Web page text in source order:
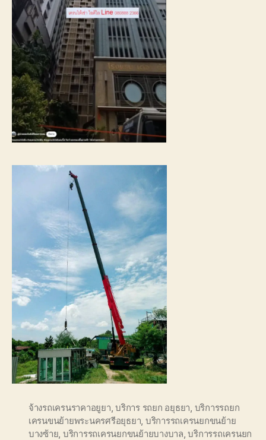
จ้างรถเครนราคาอยูยา ,บริการ รถยก อยุธยา บริการรถยก
เครนขนย้ายพระนครศรีอยุธยา บริการรถเครนยกขนย้าย
บางซ้าย บริการรถเครนยกขนย้ายบางบาล ,บริการรถเครนยก